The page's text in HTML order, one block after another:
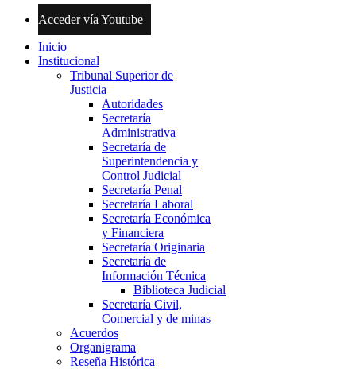
Acceder vía Youtube
Inicio
Institucional
Tribunal Superior de
Justicia
Autoridades
Secretaría
Administrativa
Secretaría de
Superintendencia y
Control Judicial
Secretaría Penal
Secretaría Laboral
Secretaría Económica
y Financiera
Secretaría Originaria
Secretaría de
Información Técnica
Biblioteca Judicial
Secretaría Civil,
Comercial y de minas
Acuerdos
Organigrama
Reseña Histórica